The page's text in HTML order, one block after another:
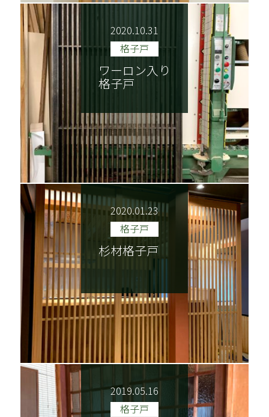
NEWS ごあいさつ
木香美・服部とは 商品紹介
施工実績 納品までの流れ
技巧紹介 会社案内
特定商取引法に基づく表記
2020.10.31
格子戸
ワーロン入り
格子戸
2020.01.23
格子戸
杉材格子戸
2019.05.16
格子戸